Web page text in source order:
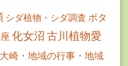
シダ植物・シダ調査 ボタ
化女沼古川植物愛
大崎・地域の行事・地域